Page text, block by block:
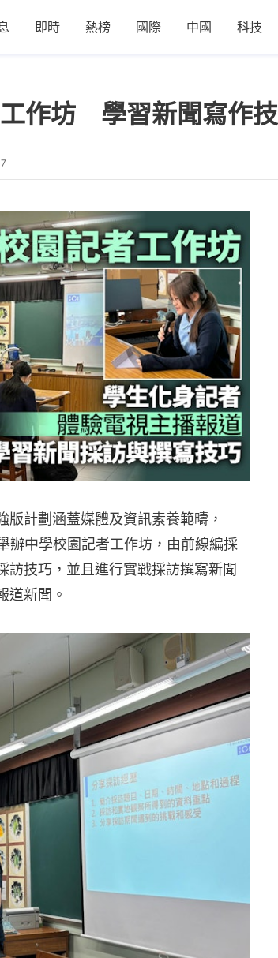
即時 熱榜 國際 中國 科技
工作坊 學習新聞寫作
計劃涵蓋媒體及資訊素養範疇，
辦中學校園記者工作坊，由前線編採
訪技巧，並且進行實戰採訪撰寫新聞
道新聞。